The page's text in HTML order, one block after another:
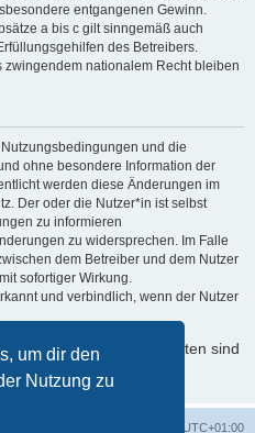
um dir den
Nutzung zu
entgangenen Gewinn.
a bis c gilt sinngemäß auch
des Betreibers.
nationalem Recht bleiben
und die
ohne besondere Information der
werden diese Änderungen im
Der oder die Nutzer*in ist selbst
zu informieren
zu widersprechen. Im Falle
dem Betreiber und dem Nutzer
sofortiger Wirkung.
und verbindlich, wenn der Nutzer
mit Ihren persönlichen Daten sind
UTC+01:00